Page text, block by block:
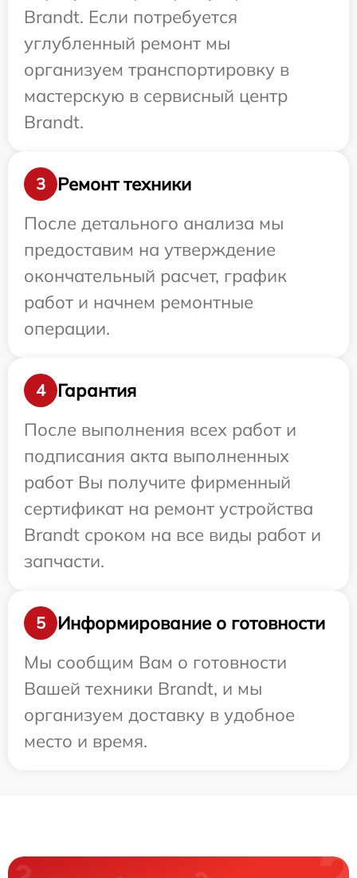
Brandt. Если потребуется
углубленный ремонт мы
организуем транспортировку в
мастерскую в сервисный центр
Brandt.
3
Ремонт техники
После детального анализа мы
предоставим на утверждение
окончательный расчет, график
работ и начнем ремонтные
операции.
4
Гарантия
После выполнения всех работ и
подписания акта выполненных
работ Вы получите фирменный
сертификат на ремонт устройства
Brandt сроком на все виды работ и
запчасти.
5
Информирование о готовности
Мы сообщим Вам о готовности
Вашей техники Brandt, и мы
организуем доставку в удобное
место и время.